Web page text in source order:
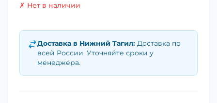
✗ Нет в наличии
Доставка в Нижний Тагил: Доставка по
всей России. Уточняйте сроки у
менеджера.